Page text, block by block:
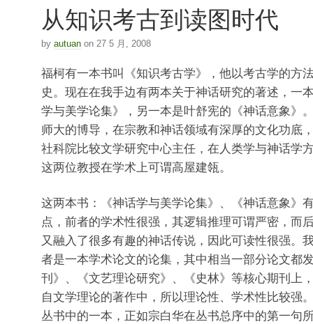
从知识考古到读图时代
by autuanon 27 5 月, 2008
福柯有一本书叫《知识考古学》，他以考古学的方
史。现在在我手边有两本关于神话研究的著述，一
学与美学论集》，另一本是叶舒宪的《神话意象》
师大的博导，在宗教和神话领域有深厚的文化功底
社科院比较文学研究中心主任，在人类学与神话学
这两位教授在学术上可谓高屋建瓴。
这两本书：《神话学与美学论集》、《神话意象》
点，前者的学术性很强，其逻辑推理可谓严密，而
又融入了很多有趣的神话传说，因此可读性很强。
者是一本学术论文的论集，其中相当一部分论文都
刊》、《文艺理论研究》、《史林》等核心期刊上
自文学理论的著作中，所以理论性、学术性比较强
丛书中的一本，正如宗白华在丛书总序中的第一句